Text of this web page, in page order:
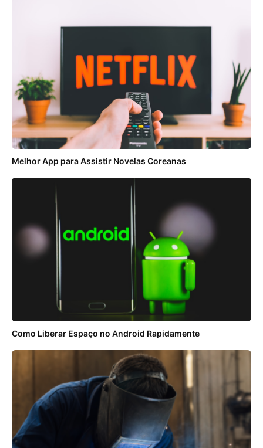
Melhor App para Assistir Novelas Coreanas
Como Liberar Espaço no Android Rapidamente